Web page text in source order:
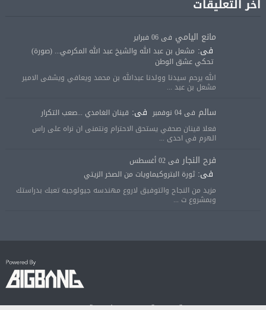
اخر التعليقات
مانع اليامي فى 06 فبراير
فى: مشعل بن عبد الله والشيخ عبد الله المكرمي... (صورة)
تحكي عشق الوطن
الله يرحم سيدنا وولدنا عبدالله بن محمد ويعافي ويشفى الامير
مشعل بن عبد ...
سالم فى 04 نوفمبر فى: قينان الغامدي ...صعب التكرار
فعلا قينان صحفي يستحق الاحترام ونتمنى ان نراه على راس
الهرم في احدى ...
فرح النجار فى 02 أغسطس
فى:ثورة البتروكيماويات من الصخر الزيتي
مزيد من النجاح والتوفيق لاروع مهندسه جيولوجيه تعبك بدراستك
وبمشروع ت ...